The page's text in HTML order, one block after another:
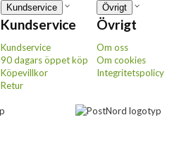
Kundservice
Kundservice
Kundservice
90 dagars öppet köp
Köpevillkor
Retur
Övrigt
Övrigt
Om oss
Om cookies
Integritetspolicy